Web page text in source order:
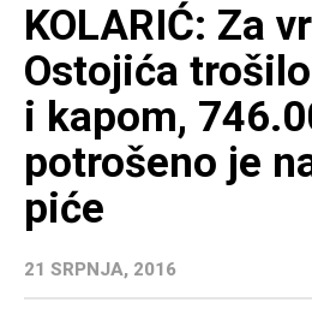
KOLARIĆ: Za
Ostojića
i kapom,
potrošeno je
piće
21 SRPNJA, 2016